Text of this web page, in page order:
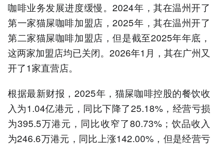
咖啡业务发展进度缓慢。2024年，其在温州开了
第一家猫屎咖啡加盟店，2025年，其在温州开了
第二家猫屎咖啡加盟店，但是截至2025年年底，
这两家加盟店均已关闭。2026年1月，其在广州又
开了1家直营店。
根据最新财报，2025年，猫屎咖啡控股的餐饮收
入为1.04亿港元，同比下降了25.18%，经营亏损
为395.5万港元，同比收窄了80.73%；饮品收入
为246.6万港元，同比上涨142.00%，但是经营亏